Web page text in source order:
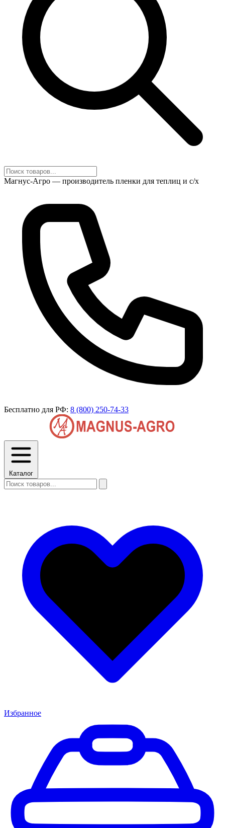
Магнус-Агро — производитель пленки для теплиц и с/х
Бесплатно для РФ: 8 (800) 250-74-33
Каталог
Избранное